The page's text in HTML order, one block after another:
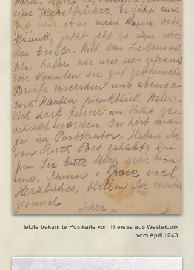
letzte bekannte Postkarte von Therese aus Westerbork
vom April 1943